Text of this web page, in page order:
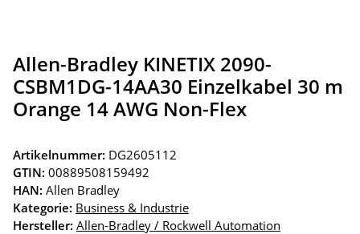
Allen-Bradley KINETIX 2090-
CSBM1DG-14AA30 Einzelkabel 30 m
Orange 14 AWG Non-Flex
Artikelnummer: DG2605112
GTIN: 00889508159492
HAN: Allen Bradley
Kategorie: Business & Industrie
Hersteller: Allen-Bradley / Rockwell Automation